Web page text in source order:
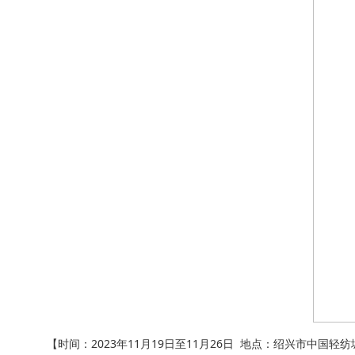
【时间：2023年11月19日至11月26日 地点：绍兴市中国轻纺